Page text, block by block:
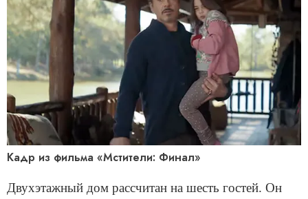
Кадр из фильма «Мстители: Финал»
Двухэтажный дом рассчитан на шесть гостей. Он